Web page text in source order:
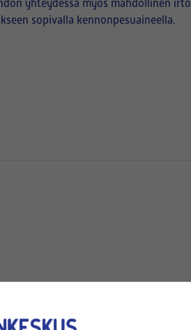
yhteydessä myös mahdollinen
sopivalla kennonpesuaineella.